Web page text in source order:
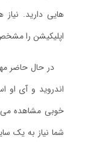
هایی دارید.
اپلیکیشن را
در حال حاضر
اندروید و آی او
خوبی مشاهده می
شما نیاز به یک